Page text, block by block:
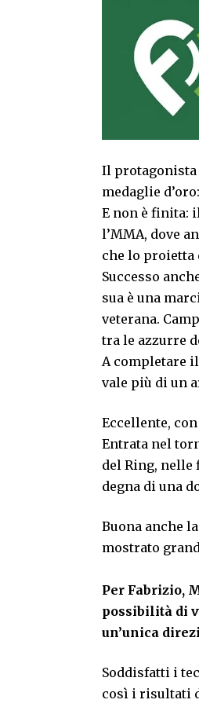
Il protagonista
medaglie
E non è finita:
l’MMA, dove
che lo proietta
Successo
sua è una
veterana.
tra le azzurre
A completare
vale più di un
Eccellente,
Entrata nel
del Ring, nelle
degna di una
Buona anche
mostrato
Per Fabrizio,
possibilità di
un’unica
Soddisfatti i
così i risultati